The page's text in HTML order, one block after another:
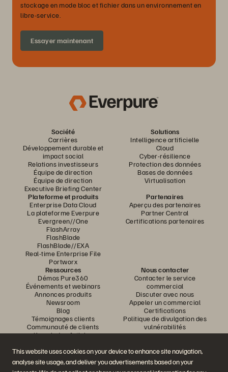
This website uses cookies on your device to enhance site navigation,
analyse site usage, and deliver you advertisements based on your
stockage en mode bloc et fichier dans un environnement en
libre-service.
Essayer maintenant
Société
Carrières
Développement durable et
impact social
Relations investisseurs
Équipe de direction
Équipe de direction
Executive Briefing Center
Solutions
Intelligence artificielle
Cloud
Cyber-résilience
Protection des données
Bases de données
Virtualisation
Plateforme et produits
Enterprise Data Cloud
La plateforme Everpure
Evergreen//One
FlashArray
FlashBlade
FlashBlade//EXA
Real-time Enterprise File
Portworx
Partenaires
Aperçu des partenaires
Partner Central
Certifications partenaires
Ressources
Démos Pure360
Événements et webinars
Annonces produits
Newsroom
Blog
Témoignages clients
Communauté de clients
Knowledge Articles
Nous contacter
Contacter le service
commercial
Discuter avec nous
Appeler un commercial
Certifications
Politique de divulgation des
vulnérabilités
Rejoignez la conversation